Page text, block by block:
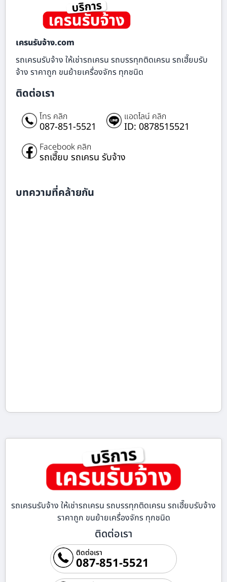
เครนรับจ้าง.com
รถเครนรับจ้าง ให้เช่ารถเครน รถบรรทุกติดเครน รถเฮี๊ยบรับ
จ้าง ราคาถูก ขนย้ายเครื่องจักร ทุกชนิด
ติดต่อเรา
โทร คลิก
087-851-5521
แอดไลน์ คลิก
ID: 0878515521
Facebook คลิก
รถเฮี๊ยบ รถเครน รับจ้าง
บทความที่คล้ายกัน
รถเครนรับจ้าง ให้เช่ารถเครน รถบรรทุกติดเครน รถเฮี๊ยบรับจ้าง
ราคาถูก ขนย้ายเครื่องจักร ทุกชนิด
ติดต่อเรา
ติดต่อเรา
087-851-5521